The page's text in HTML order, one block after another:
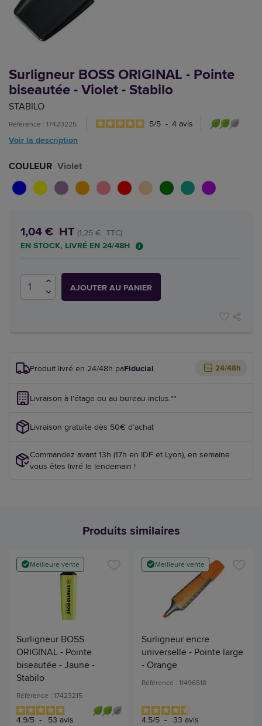
Surligneur BOSS ORIGINAL - Pointe
biseautée - Violet - Stabilo
STABILO
Référence : 17423225 5/5 - 4 avis
Voir la description
COULEUR Violet
1,04 € HT (1,25 € TTC)
EN STOCK, LIVRÉ EN 24/48H
AJOUTER AU PANIER
Produit livré en 24/48h parFiducial 24/48h
Livraison à l'étage ou au bureau inclus.**
Livraison gratuite dès 50€ d'achat
Commandez avant 13h (17h en IDF et Lyon), en semaine
vous êtes livré le lendemain !
Produits similaires
Meilleure vente
Surligneur BOSS
ORIGINAL - Pointe
biseautée - Jaune -
Stabilo
Référence : 17423215
4.9/5 - 53 avis
Meilleure vente
Surligneur encre
universelle - Pointe large
- Orange
Référence : 11496518
4.5/5 - 33 avis